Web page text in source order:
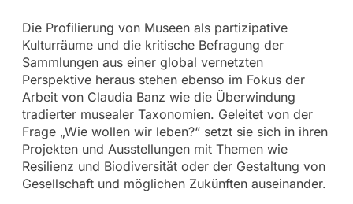
Die Profilierung von Museen als partizipative
Kulturräume und die kritische Befragung der
Sammlungen aus einer global vernetzten
Perspektive heraus stehen ebenso im Fokus der
Arbeit von Claudia Banz wie die Überwindung
tradierter musealer Taxonomien. Geleitet von der
Frage „Wie wollen wir leben?“ setzt sie sich in ihren
Projekten und Ausstellungen mit Themen wie
Resilienz und Biodiversität oder der Gestaltung von
Gesellschaft und möglichen Zukünften auseinander.